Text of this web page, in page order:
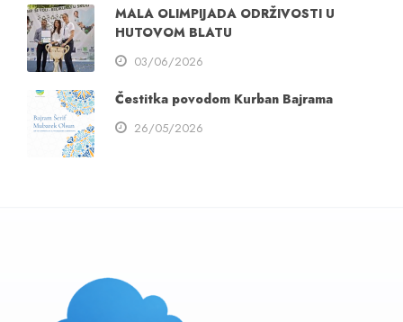
MALA OLIMPIJADA ODRŽIVOSTI U
HUTOVOM BLATU
03/06/2026
Čestitka povodom Kurban Bajrama
26/05/2026